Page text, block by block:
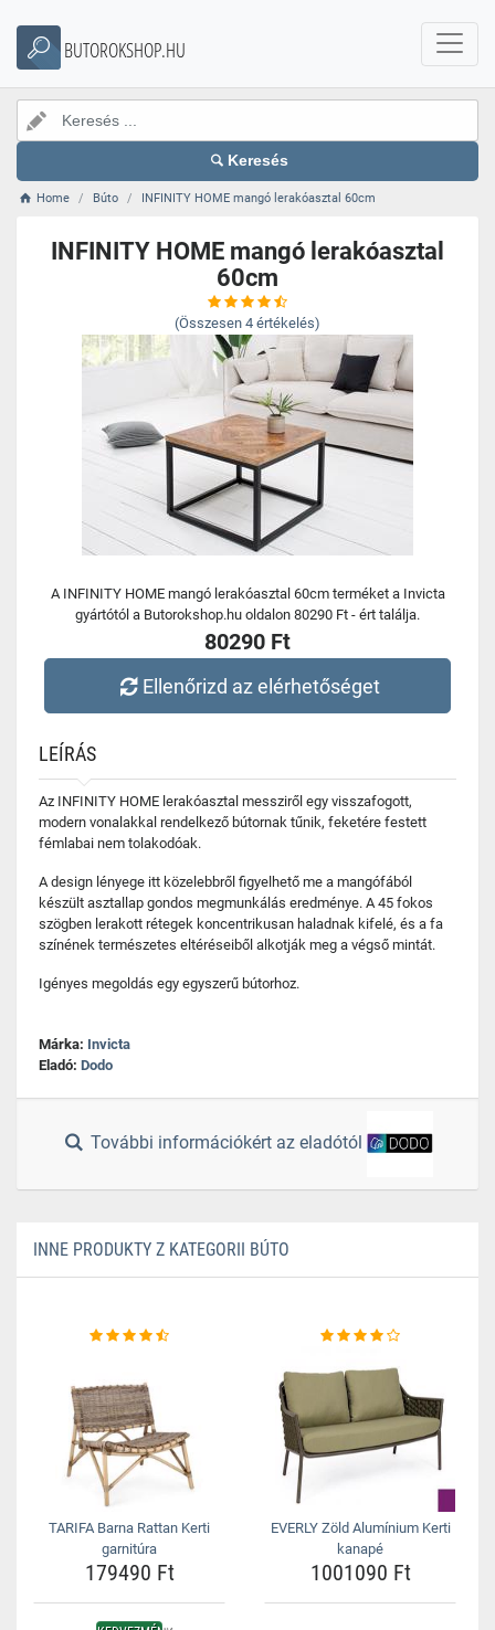
BUTOROKSHOP.HU
Keresés
Home Búto INFINITY HOME mangó lerakóasztal 60cm
INFINITY HOME mangó lerakóasztal
60cm
(Összesen 4 értékelés)
A INFINITY HOME mangó lerakóasztal 60cm terméket a Invicta
gyártótól a Butorokshop.hu oldalon 80290 Ft - ért találja.
80290 Ft
Ellenőrizd az elérhetőséget
LEÍRÁS
Az INFINITY HOME lerakóasztal messziről egy visszafogott,
modern vonalakkal rendelkező bútornak tűnik, feketére festett
fémlabai nem tolakodóak.
A design lényege itt közelebbről figyelhető me a mangófából
készült asztallap gondos megmunkálás eredménye. A 45 fokos
szögben lerakott rétegek koncentrikusan haladnak kifelé, és a fa
színének természetes eltéréseiből alkotják meg a végső mintát.
Igényes megoldás egy egyszerű bútorhoz.
Márka: Invicta
Eladó: Dodo
További információkért az eladótól
INNE PRODUKTY Z KATEGORII BÚTO
TARIFA Barna Rattan Kerti
garnitúra
179490 Ft
EVERLY Zöld Alumínium Kerti
kanapé
1001090 Ft